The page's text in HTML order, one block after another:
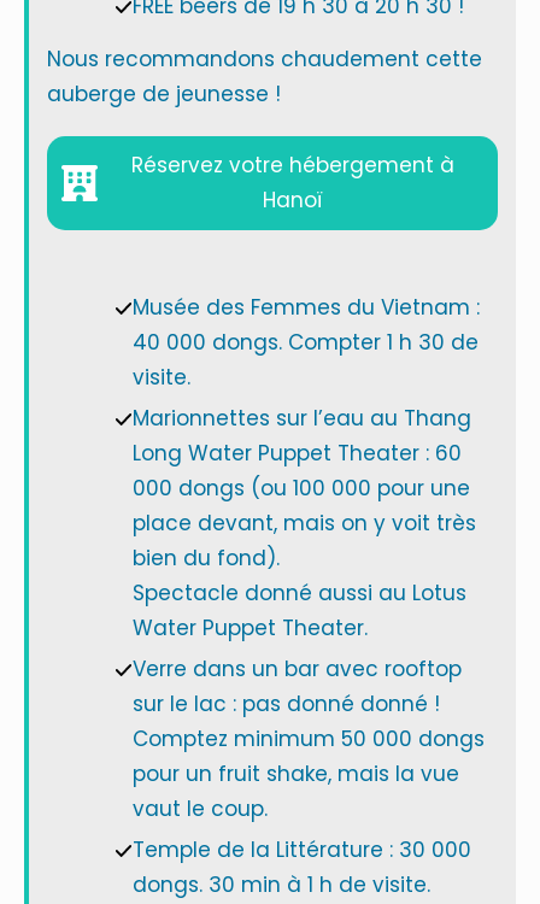
Nous recommandons chaudement cette
auberge de jeunesse !
Réservez votre hébergement à
Hanoï
Musée des Femmes du Vietnam :
40 000 dongs. Compter 1 h 30 de
visite.
Marionnettes sur l’eau au Thang
Long Water Puppet Theater : 60
000 dongs (ou 100 000 pour une
place devant, mais on y voit très
bien du fond).
Spectacle donné aussi au Lotus
Water Puppet Theater.
Verre dans un bar avec rooftop
sur le lac : pas donné donné !
Comptez minimum 50 000 dongs
pour un fruit shake, mais la vue
vaut le coup.
Temple de la Littérature : 30 000
dongs. 30 min à 1 h de visite.